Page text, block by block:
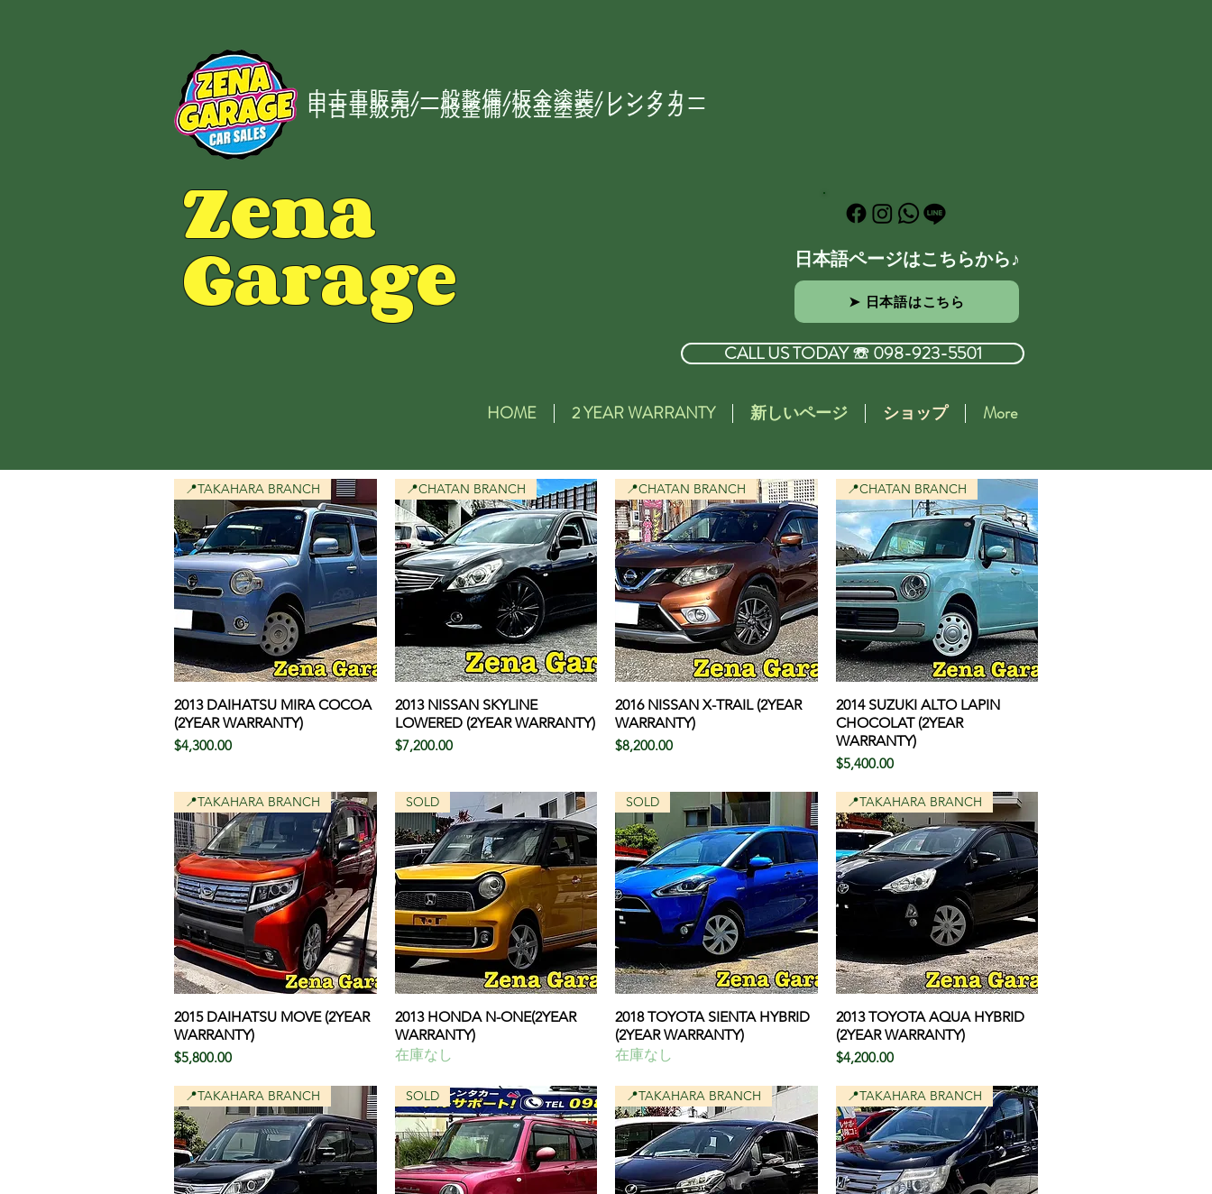
中古車販売/一般整備/板金塗装/レンタカー
中古車販売/一般整備/板金塗装/レンタカー
Zena
Garage 日本語ページはこちらから♪
➤ 日本語はこちら
CALL US TODAY ☏ 098-923-5501
HOME 2 YEAR WARRANTY 新しいページ ショップ More
クイックビュー
📍TAKAHARA BRANCH
2013 DAIHATSU MIRA COCOA
(2YEAR WARRANTY)
価格
$4,300.00
クイックビュー
📍CHATAN BRANCH
2013 NISSAN SKYLINE
LOWERED (2YEAR WARRANTY)
価格
$7,200.00
クイックビュー
📍CHATAN BRANCH
2016 NISSAN X-TRAIL (2YEAR
WARRANTY)
価格
$8,200.00
クイックビュー
📍CHATAN BRANCH
2014 SUZUKI ALTO LAPIN
CHOCOLAT (2YEAR
WARRANTY)
価格
$5,400.00
クイックビュー
📍TAKAHARA BRANCH
2015 DAIHATSU MOVE (2YEAR
WARRANTY)
価格
$5,800.00
クイックビュー
SOLD
2013 HONDA N-ONE(2YEAR
WARRANTY)
在庫なし
クイックビュー
SOLD
2018 TOYOTA SIENTA HYBRID
(2YEAR WARRANTY)
在庫なし
クイックビュー
📍TAKAHARA BRANCH
2013 TOYOTA AQUA HYBRID
(2YEAR WARRANTY)
価格
$4,200.00
📍TAKAHARA BRANCH SOLD 📍TAKAHARA BRANCH 📍TAKAHARA BRANCH